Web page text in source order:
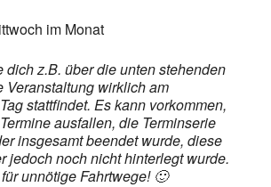
im Monat
dich z.B. über die unten stehenden
Veranstaltung wirklich am
stattfindet. Es kann vorkommen,
ausfallen, die Terminserie
insgesamt beendet wurde, diese
jedoch noch nicht hinterlegt wurde.
unnötige Fahrtwege! 🙂